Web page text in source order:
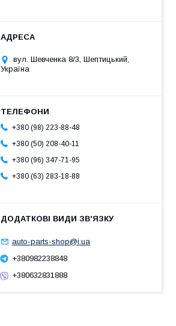
вул. Шевченка 8/3, Шептицький,
Україна
+380 (98) 223-88-48
+380 (50) 208-40-11
+380 (96) 347-71-95
+380 (63) 283-18-88
auto-parts-shop@i.ua
+380982238848
+380632831888